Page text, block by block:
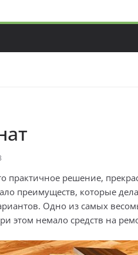
практичное решение,
преимуществ, которые
Одно из самых
этом немало средств на